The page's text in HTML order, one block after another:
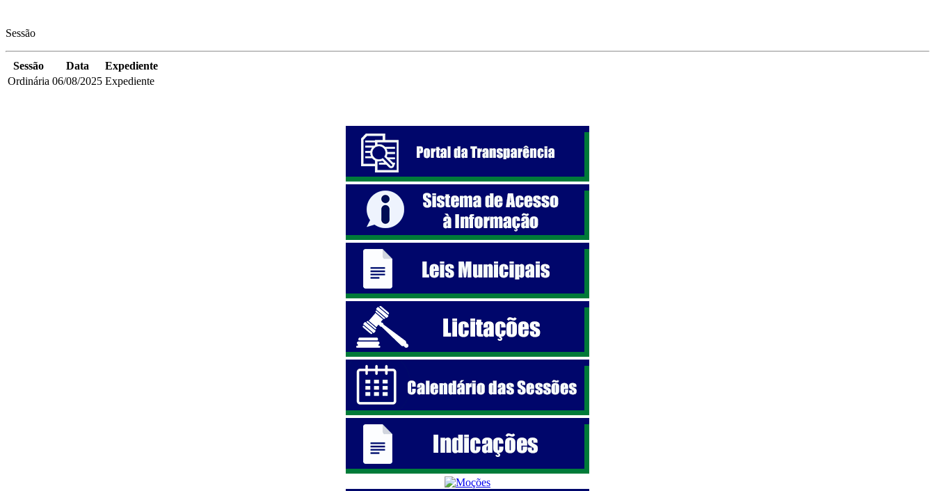
Sessão
Sessão Data
Expediente
Ordinária 06/08/2025 Expediente